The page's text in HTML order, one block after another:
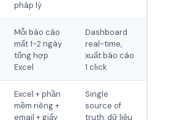
pháp lý
Mỗi báo cáo
mất 1-2 ngày
tổng hợp
Excel
Dashboard
real-time,
xuất báo cáo
1 click
Excel + phần
mềm riêng +
email + giấy
Single
source of
truth, dữ liệu